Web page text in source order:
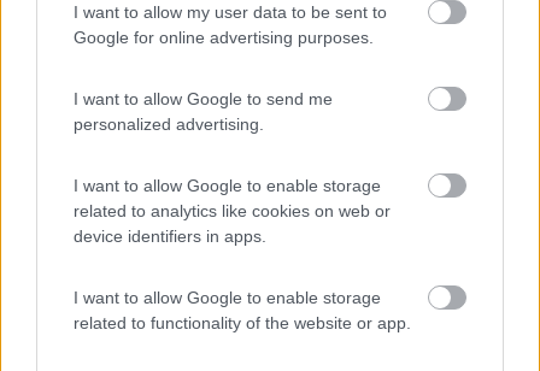
I want to allow my user data to be sent to
Google for online advertising purposes.
I want to allow Google to send me
personalized advertising.
I want to allow Google to enable storage
related to analytics like cookies on web or
device identifiers in apps.
I want to allow Google to enable storage
related to functionality of the website or app.
amministrazioni comunali.
Oltretutto qui da noi scrive ogni tanto il proprietario di un
noi siamo la peggior categoria di clienti.
monsignore
alle:
E' vero anche questo ,xò,se ci fosse un servizio decente uno
potrebbe rimanere qualche giorno in più. la zona lo merita.
che prezzi!
Si potrebbe fare un area di sosta solo con carico e scarico